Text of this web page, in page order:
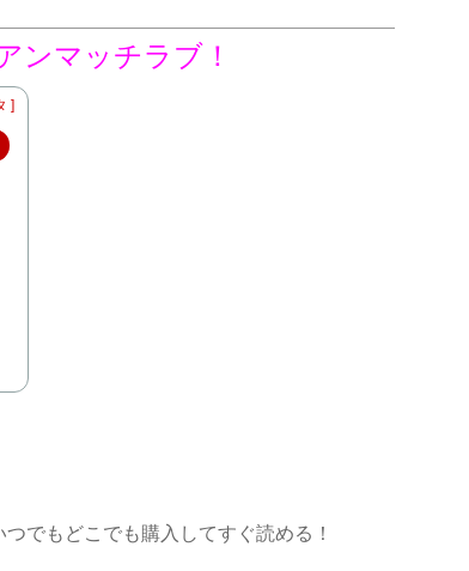
ンマッチラブ！
]
でもどこでも購入してすぐ読める！